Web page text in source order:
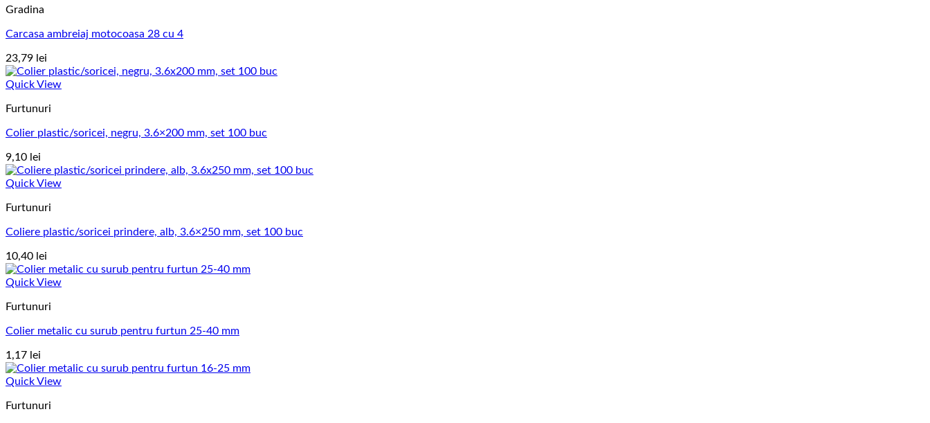
Gradina
Carcasa ambreiaj motocoasa 28 cu 4
23,79 lei
Quick View
Furtunuri
Colier plastic/soricei, negru, 3.6×200 mm, set 100 buc
9,10 lei
Quick View
Furtunuri
Coliere plastic/soricei prindere, alb, 3.6×250 mm, set 100 buc
10,40 lei
Quick View
Furtunuri
Colier metalic cu surub pentru furtun 25-40 mm
1,17 lei
Quick View
Furtunuri